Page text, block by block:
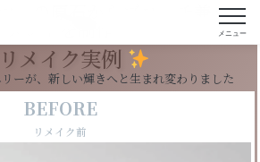
メニュー
ーの原石からブローチ兼ペン
リメイク実例
ーが、新しい輝きへと生まれ変わりました
BEFORE
リメイク前